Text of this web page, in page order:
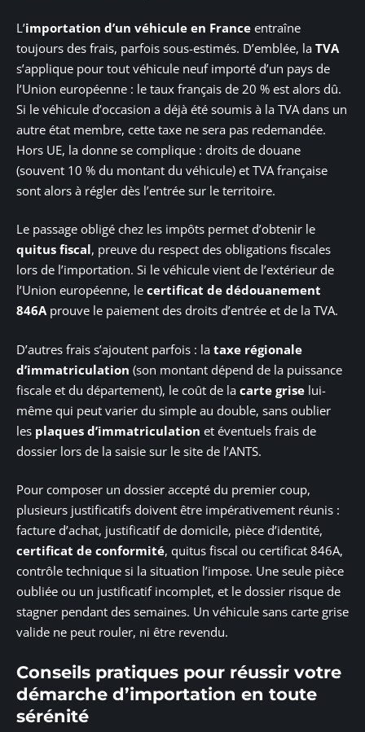
L’importation d’un véhicule en France entraîne
toujours des frais, parfois sous-estimés. D’emblée, la TVA
s’applique pour tout véhicule neuf importé d’un pays de
l’Union européenne : le taux français de 20 % est alors dû.
Si le véhicule d’occasion a déjà été soumis à la TVA dans un
autre état membre, cette taxe ne sera pas redemandée.
Hors UE, la donne se complique : droits de douane
(souvent 10 % du montant du véhicule) et TVA française
sont alors à régler dès l’entrée sur le territoire.
Le passage obligé chez les impôts permet d’obtenir le
quitus fiscal, preuve du respect des obligations fiscales
lors de l’importation. Si le véhicule vient de l’extérieur de
l’Union européenne, le certificat de dédouanement
846Aprouve le paiement des droits d’entrée et de la TVA.
D’autres frais s’ajoutent parfois : la taxe régionale
d’immatriculation (son montant dépend de la puissance
fiscale et du département), le coût de la carte grise lui-
même qui peut varier du simple au double, sans oublier
les plaques d’immatriculation et éventuels frais de
dossier lors de la saisie sur le site de l’ANTS.
Pour composer un dossier accepté du premier coup,
plusieurs justificatifs doivent être impérativement réunis :
facture d’achat, justificatif de domicile, pièce d’identité,
certificat de conformité, quitus fiscal ou certificat 846A,
contrôle technique si la situation l’impose. Une seule pièce
oubliée ou un justificatif incomplet, et le dossier risque de
stagner pendant des semaines. Un véhicule sans carte grise
valide ne peut rouler, ni être revendu.
Conseils pratiques pour réussir votre
démarche d’importation en toute
sérénité